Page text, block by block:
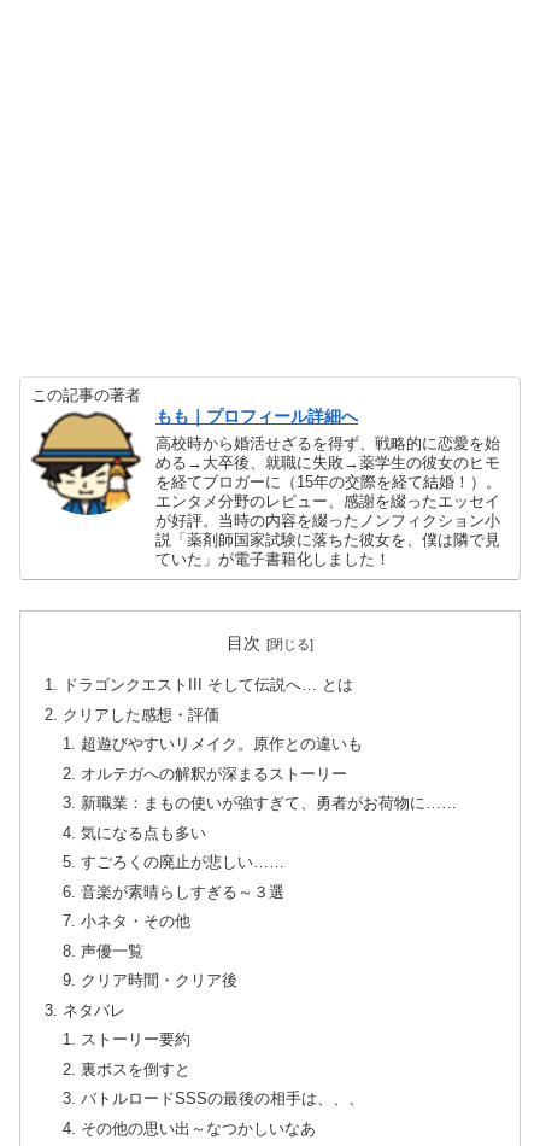
この記事の著者
もも｜プロフィール詳細へ
高校時から婚活せざるを得ず、戦略的に恋愛を始
める→大卒後、就職に失敗→薬学生の彼女のヒモ
を経てブロガーに（15年の交際を経て結婚！）。
エンタメ分野のレビュー、感謝を綴ったエッセイ
が好評。当時の内容を綴ったノンフィクション小
説「薬剤師国家試験に落ちた彼女を、僕は隣で見
ていた」が電子書籍化しました！
目次
ドラゴンクエストIII そして伝説へ… とは
クリアした感想・評価
超遊びやすいリメイク。原作との違いも
オルテガへの解釈が深まるストーリー
新職業：まもの使いが強すぎて、勇者がお荷物に……
気になる点も多い
すごろくの廃止が悲しい……
音楽が素晴らしすぎる～３選
小ネタ・その他
声優一覧
クリア時間・クリア後
ネタバレ
ストーリー要約
裏ボスを倒すと
バトルロードSSSの最後の相手は、、、
その他の思い出～なつかしいなあ